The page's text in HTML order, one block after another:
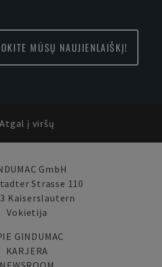
MŪSŲ NAUJIENLAIŠKĮ!
Atgal į viršų
GmbH
Strasse 110
Kaiserslautern
Vokietija
GINDUMAC
KARJERA